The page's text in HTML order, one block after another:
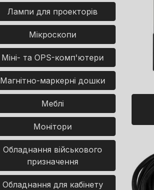
Лампи для проекторів
Мікроскопи
Міні- та OPS-комп'ютери
Магнітно-маркерні дошки
Меблі
Монітори
Обладнання військового
призначення
Обладнання для кабінету